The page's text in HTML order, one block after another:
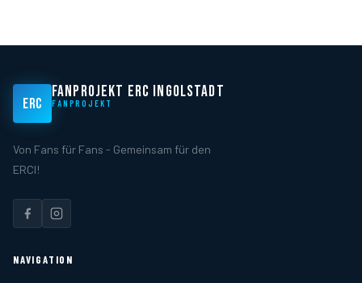
ERC
FANPROJEKT ERC INGOLSTADT
FANPROJEKT
Von Fans für Fans - Gemeinsam für den
ERCI!
NAVIGATION